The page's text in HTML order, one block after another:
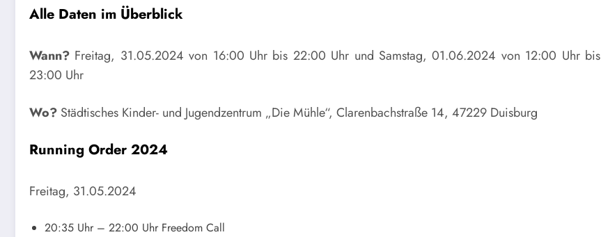
Alle Daten im Überblick
Wann? Freitag, 31.05.2024 von 16:00 Uhr bis 22:00 Uhr und Samstag, 01.06.2024 von 12:00 Uhr bis
23:00 Uhr
Wo? Städtisches Kinder- und Jugendzentrum „Die Mühle“, Clarenbachstraße 14, 47229 Duisburg
Running Order 2024
Freitag, 31.05.2024
20:35 Uhr – 22:00 Uhr Freedom Call